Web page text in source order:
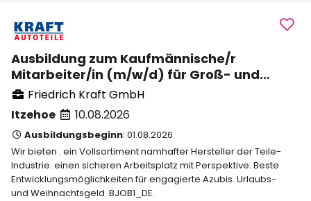
Ausbildung zum Kaufmännische/r
Mitarbeiter/in (m/w/d) für Groß- und
Außenhandelsmanagement
Friedrich Kraft GmbH
Itzehoe
10.08.2026
Ausbildungsbeginn: 01.08.2026
Wir bieten . ein Vollsortiment namhafter Hersteller der Teile-
Industrie. einen sicheren Arbeitsplatz mit Perspektive. Beste
Entwicklungsmöglichkeiten für engagierte Azubis. Urlaubs-
und Weihnachtsgeld. BJOB1_DE.